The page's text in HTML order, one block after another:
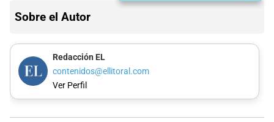
Sobre el Autor
Redacción EL
contenidos@ellitoral.com
Ver Perfil